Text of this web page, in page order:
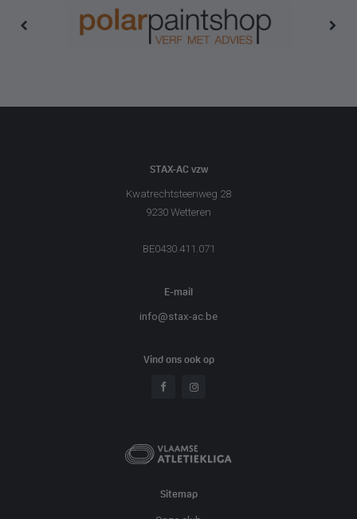
STAX-AC vzw
Kwatrechtsteenweg 28
9230 Wetteren
BE0430.411.071
E-mail
info@stax-ac.be
Vind ons ook op
Sitemap